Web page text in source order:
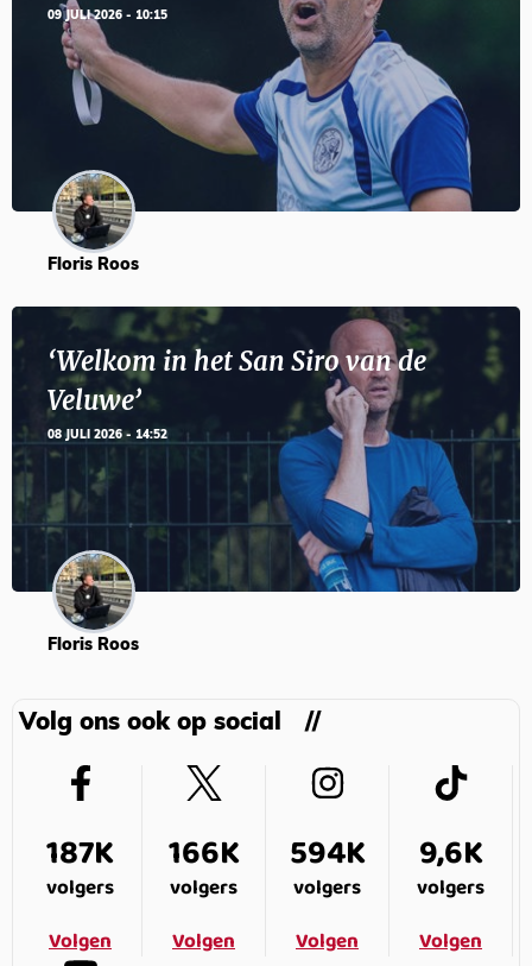
09 JULI 2026 - 10:15
Floris Roos
‘Welkom in het San Siro van de
Veluwe’
08 JULI 2026 - 14:52
Floris Roos
Volg ons ook op social
187K
volgers
Volgen
166K
volgers
Volgen
594K
volgers
Volgen
9,6K
volgers
Volgen